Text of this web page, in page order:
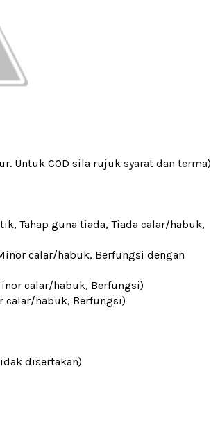
Untuk COD sila rujuk syarat dan terma)
Tahap guna tiada, Tiada calar/habuk,
calar/habuk, Berfungsi dengan
calar/habuk, Berfungsi)
calar/habuk, Berfungsi)
disertakan)